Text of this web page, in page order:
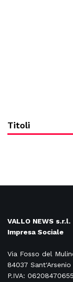
Titoli
VALLO NEWS s.r.l.
Impresa Sociale
Via Fosso del
84037 Sant'Arsenio
P.IVA: 06208470655